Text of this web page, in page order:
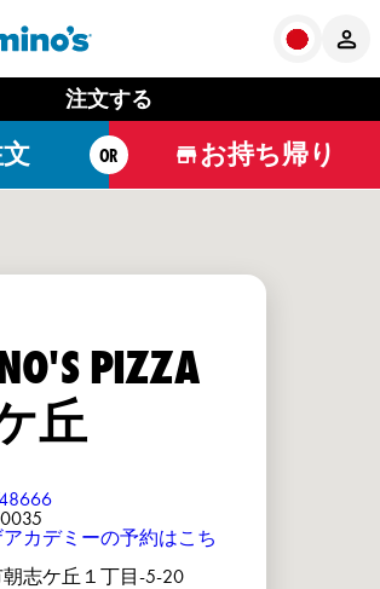
注文する
OR お持ち帰り
PIZZA
丘
アカデミーの予約はこち
志ケ丘１丁目-5-20